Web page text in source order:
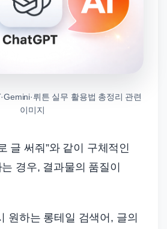
뤼튼 실무 활용법 총정리 관련
이미지
글 써줘”와 같이 구체적인
경우, 결과물의 품질이
원하는 롱테일 검색어, 글의